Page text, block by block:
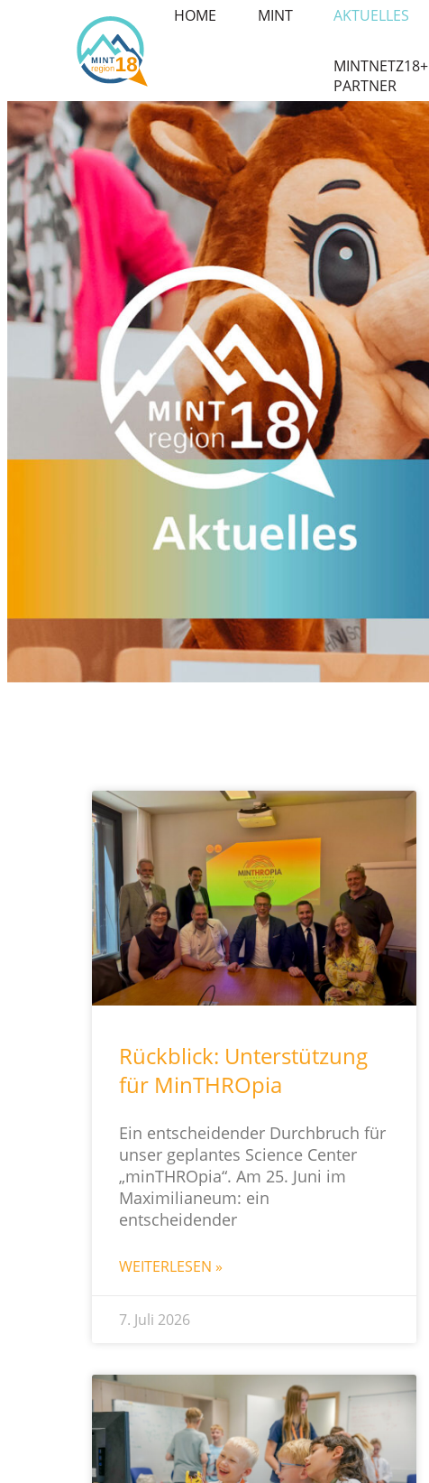
HOME MINT AKTUELLES
MINTNETZ18+
PARTNER
Rückblick: Unterstützung
für MinTHROpia
Ein entscheidender Durchbruch für
unser geplantes Science Center
„minTHROpia“. Am 25. Juni im
Maximilianeum: ein
entscheidender
WEITERLESEN »
7. Juli 2026